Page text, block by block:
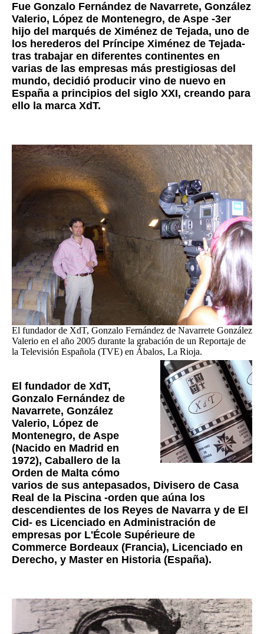
Fue Gonzalo Fernández de Navarrete, González
Valerio, López de Montenegro, de Aspe -3er
hijo del marqués de Ximénez de Tejada, uno de
los herederos del Príncipe Ximénez de Tejada-
tras trabajar en diferentes continentes en
varias de las empresas más prestigiosas del
mundo, decidió producir vino de nuevo en
España a principios del siglo XXI, creando para
ello la marca XdT.
El fundador de XdT, Gonzalo Fernández de Navarrete González
Valerio en el año 2005 durante la grabación de un Reportaje de
la Televisión Española (TVE) en Ábalos, La Rioja.
El fundador de XdT,
Gonzalo Fernández de
Navarrete, González
Valerio, López de
Montenegro, de Aspe
(Nacido en Madrid en
1972), Caballero de la
Orden de Malta cómo
varios de sus antepasados, Divisero de Casa
Real de la Piscina -orden que aúna los
descendientes de los Reyes de Navarra y de El
Cid- es Licenciado en Administración de
empresas por L'École Supérieure de
Commerce Bordeaux (Francia), Licenciado en
Derecho, y Master en Historia (España).